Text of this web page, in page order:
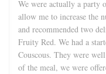
We were actually a party
allow me to increase the
and recommended two
Fruity Red. We had a
Couscous. They were
of the meal, we were